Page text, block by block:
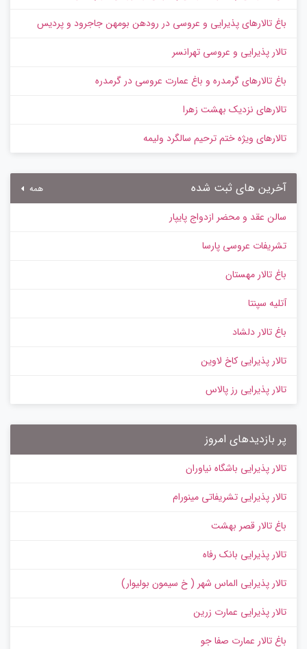
باغ تالارهای پذیرایی و عروسی در رودهن بومهن جاجرود و پردیس
تالار پذیرایی و عروسی تهرانسر
باغ تالارهای گرمدره و باغ عمارت عروسی در گرمدره
تالارهای نزدیک بهشت زهرا
تالارهای ویژه ختم ترحیم سالگرد ولیمه
آخرین های ثبت شده همه
سالن عقد و محضر ازدواج پایپار
تشریفات عروسی پارسا
باغ تالار مهستان
آتلیه سپنتا
باغ تالار دلشاد
تالار پذیرایی کاخ لاوین
تالار پذیرایی رز پالاس
پر بازدیدهای امروز
تالار پذیرایی باشگاه نیاوران
تالار پذیرایی تشریفاتی مینورام
باغ تالار قصر بهشت
تالار پذیرایی بانک رفاه
تالار پذیرایی الماس شهر ( خ سیمون بولیوار)
تالار پذیرایی عمارت زرین
باغ تالار عمارت صفا جو